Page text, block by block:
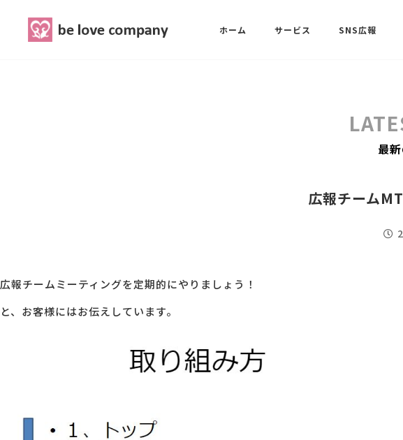
ホーム サービス SNS広報
最新ブログ
最
広報チーム
広報チームミーティングを定期的にやりましょう！
と、お客様にはお伝えしています。